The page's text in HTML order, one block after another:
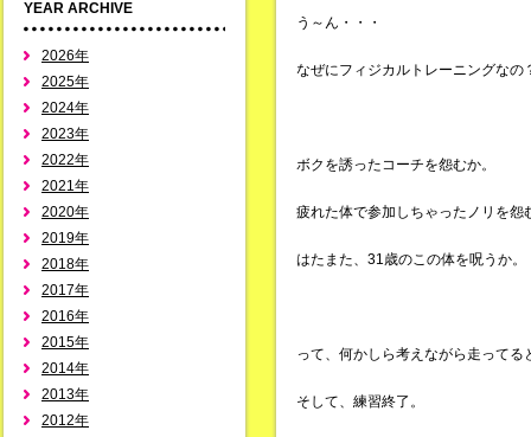
YEAR ARCHIVE
2026年
2025年
2024年
2023年
2022年
2021年
2020年
2019年
2018年
2017年
2016年
2015年
2014年
2013年
2012年
う～ん・・・
なぜにフィジカルトレーニングなの
ボクを誘ったコーチを怨むか。
疲れた体で参加しちゃったノリを怨
はたまた、31歳のこの体を呪うか。
って、何かしら考えながら走って
そして、練習終了。